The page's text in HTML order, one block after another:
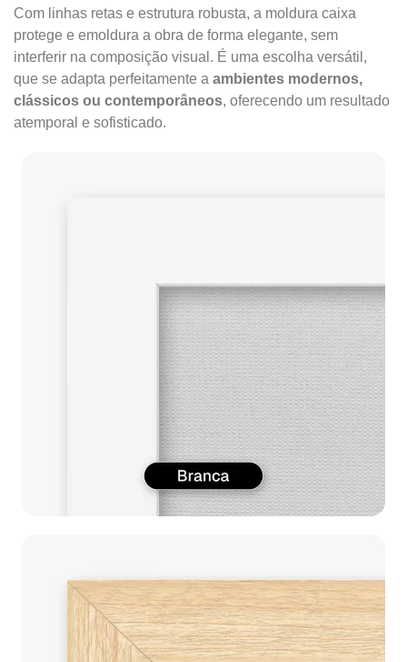
Com linhas retas e estrutura robusta, a moldura caixa
protege e emoldura a obra de forma elegante, sem
interferir na composição visual. É uma escolha versátil,
que se adapta perfeitamente a ambientes modernos,
clássicos ou contemporâneos, oferecendo um resultado
atemporal e sofisticado.